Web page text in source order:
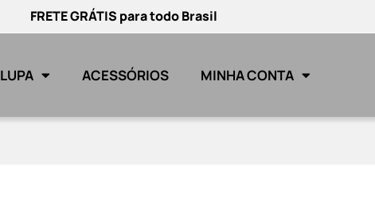
FRETE GRÁTIS para todo Brasil
LUPA ACESSÓRIOS MINHA CONTA